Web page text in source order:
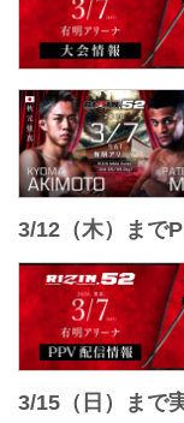
3/12（木）まで
3/15（日）まで